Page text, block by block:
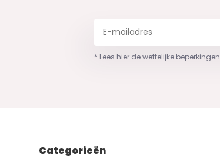
* Lees hier de wettelijke beperkingen
Categorieën